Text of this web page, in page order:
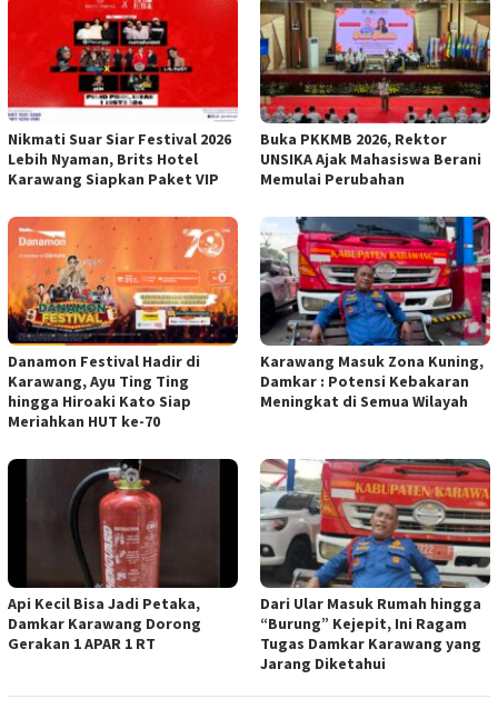
Nikmati Suar Siar Festival 2026
Lebih Nyaman, Brits Hotel
Karawang Siapkan Paket VIP
Buka PKKMB 2026, Rektor
UNSIKA Ajak Mahasiswa Berani
Memulai Perubahan
Danamon Festival Hadir di
Karawang, Ayu Ting Ting
hingga Hiroaki Kato Siap
Meriahkan HUT ke-70
Karawang Masuk Zona Kuning,
Damkar : Potensi Kebakaran
Meningkat di Semua Wilayah
Api Kecil Bisa Jadi Petaka,
Damkar Karawang Dorong
Gerakan 1 APAR 1 RT
Dari Ular Masuk Rumah hingga
“Burung” Kejepit, Ini Ragam
Tugas Damkar Karawang yang
Jarang Diketahui